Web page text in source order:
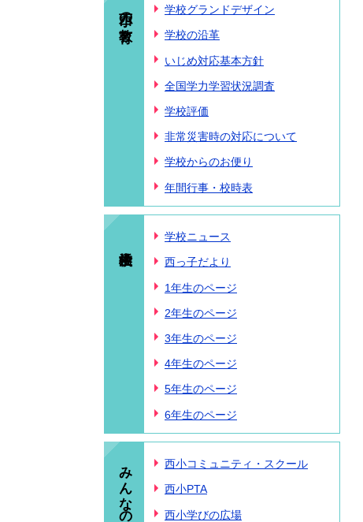
西小の教育 学校グランドデザイン
学校の沿革
いじめ対応基本方針
全国学力学習状況調査
学校評価
非常災害時の対応について
学校からのお便り
年間行事・校時表
学校ニュース
西っ子だより
1年生のページ
2年生のページ
3年生のページ
4年生のページ
5年生のページ
6年生のページ
みんなの西小 西小コミュニティ・スクール
西小PTA
西小学びの広場